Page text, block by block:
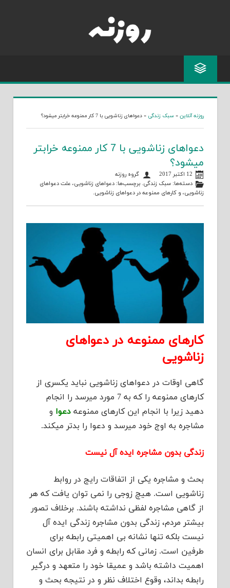
روزنه آنلاین » سبک زندگی » دعواهای زناشویی با 7 کار ممنوعه خرابتر میشود؟
دعواهای زناشویی با 7 کار ممنوعه خرابتر
میشود؟
12 اکتبر 2017
گروه روزنه
دسته‌ها:سبک زندگی. برچسب‌ها:دعواهای زناشویی، علت دعواهای
زناشویی، و کارهای ممنوعه در دعواهای زناشویی.
کارهای ممنوعه در دعواهای
زناشویی
گاهی اوقات در دعواهای زناشویی نباید یکسری از
کارهای ممنوعه را که به 7 مورد میرسد را انجام
دهید زیرا با انجام این کارهای ممنوعه دعوا و
مشاجره به اوج خود میرسد و دعوا را بدتر میکند.
زندگی بدون مشاجره ایده آل نیست
بحث و مشاجره یکی از اتفاقات رایج در روابط
زناشویی است. هیچ زوجی را نمی توان یافت که هر
از گاهی مشاجره لفظی نداشته باشند. برخلاف تصور
بیشتر مردم، زندگی بدون مشاجره زندگی ایده آل
نیست بلکه تنها نشانه بی اهمیتی رابطه برای
طرفین است. زمانی که رابطه و فرد مقابل برای انسان
اهمیت داشته باشد و عمیقا خود را متعهد و درگیر
رابطه بداند، وقوع اختلاف نظر و در نتیجه بحث و